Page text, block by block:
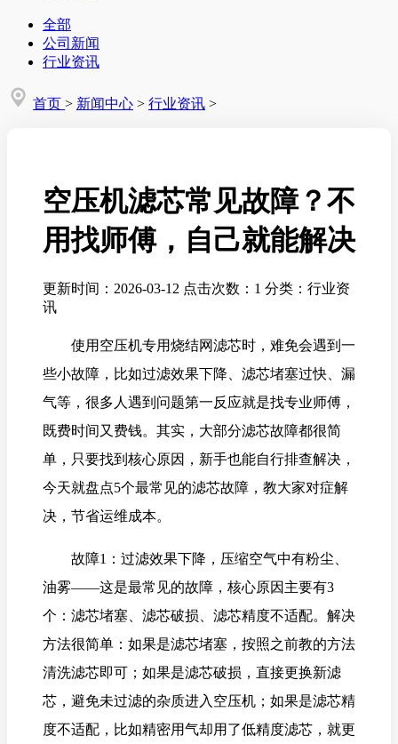
全部
公司新闻
行业资讯
首页 > 新闻中心 > 行业资讯 >
空压机滤芯常见故障？不
用找师傅，自己就能解决
更新时间：2026-03-12 点击次数：1 分类：行业资
讯
使用空压机专用烧结网滤芯时，难免会遇到一
些小故障，比如过滤效果下降、滤芯堵塞过快、漏
气等，很多人遇到问题第一反应就是找专业师傅，
既费时间又费钱。其实，大部分滤芯故障都很简
单，只要找到核心原因，新手也能自行排查解决，
今天就盘点5个最常见的滤芯故障，教大家对症解
决，节省运维成本。
故障1：过滤效果下降，压缩空气中有粉尘、
油雾——这是最常见的故障，核心原因主要有3
个：滤芯堵塞、滤芯破损、滤芯精度不适配。解决
方法很简单：如果是滤芯堵塞，按照之前教的方法
清洗滤芯即可；如果是滤芯破损，直接更换新滤
芯，避免未过滤的杂质进入空压机；如果是滤芯精
度不适配，比如精密用气却用了低精度滤芯，就更